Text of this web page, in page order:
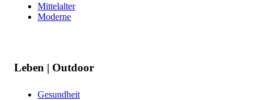
Mittelalter
Moderne
Leben | Outdoor
Gesundheit